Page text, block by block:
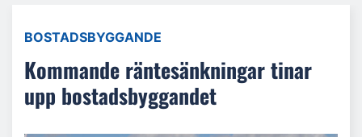
BOSTADSBYGGANDE
Kommande räntesänkningar tinar
upp bostadsbyggandet